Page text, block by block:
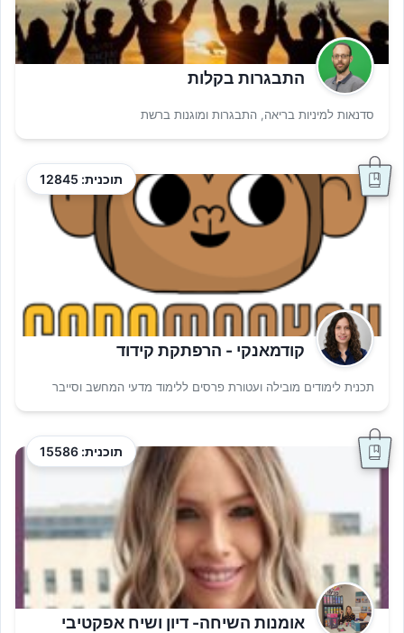
התבגרות בקלות
סדנאות למיניות בריאה, התבגרות ומוגנות ברשת
תוכנית: 12845
קודמאנקי - הרפתקת קידוד
תכנית לימודים מובילה ועטורת פרסים ללימוד מדעי המחשב וסייבר
תוכנית: 15586
אומנות השיחה- דיון ושיח אפקטיבי